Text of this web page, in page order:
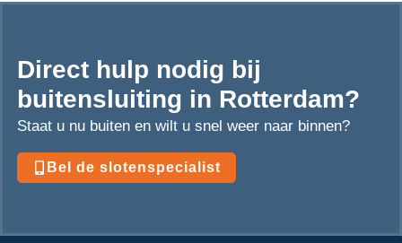
Direct hulp nodig bij
buitensluiting in Rotterdam?
Staat u nu buiten en wilt u snel weer naar binnen?
Bel de slotenspecialist